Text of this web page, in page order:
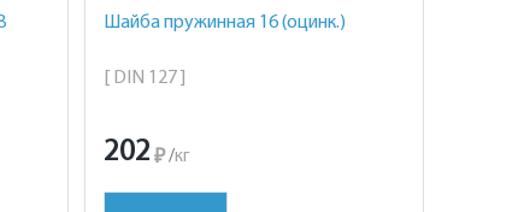
Шайба пружинная 16 (оцинк.)
[ DIN 127 ]
202 ₽ /кг